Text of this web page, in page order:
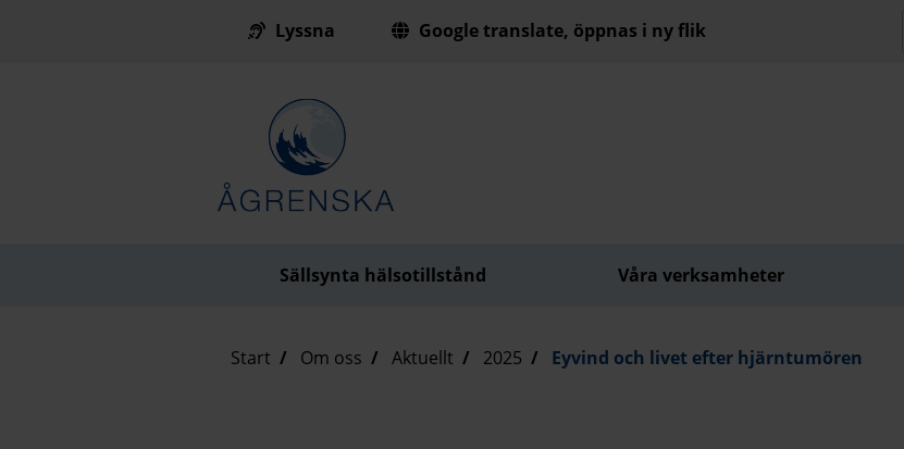
Lyssna Google translate, öppnas i ny flik
Sällsynta hälsotillstånd Våra verksamheter
Start Om oss Aktuellt 2025 Eyvind och livet efter hjärntumören